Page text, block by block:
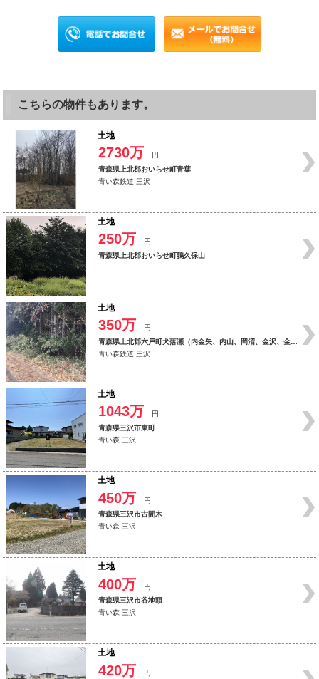
こちらの物件もあります。
土地
2730万
円
青森県上北郡おいらせ町青葉
青い森鉄道 三沢
土地
250万
円
青森県上北郡おいらせ町鶉久保山
土地
350万
円
青森県上北郡六戸町犬落瀬（内金矢、内山、岡沼、金沢、金矢、上淋代、木越、権現沢、
青い森鉄道 三沢
土地
1043万
円
青森県三沢市東町
青い森 三沢
土地
450万
円
青森県三沢市古間木
青い森 三沢
土地
400万
円
青森県三沢市谷地頭
青い森 三沢
土地
420万
円